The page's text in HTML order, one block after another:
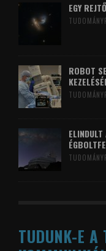
EGY
ROBOT
ELINDULT
TUDUNK-E A